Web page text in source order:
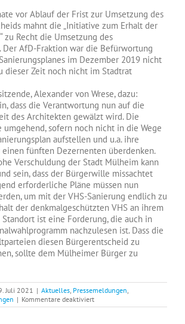
vor Ablauf der Frist zur Umsetzung des
mahnt die „Initiative zum Erhalt der
zu Recht die Umsetzung des
Der AfD-Fraktion war die Befürwortung
im Dezember 2019 nicht
dieser Zeit noch nicht im Stadtrat
Alexander von Wrese, dazu:
dass die Verantwortung nun auf die
des Architekten gewälzt wird. Die
sofern noch nicht in die Wege
aufstellen und u.a. ihre
fünften Dezernenten überdenken.
Verschuldung der Stadt Mülheim kann
sein, dass der Bürgerwille missachtet
erforderliche Pläne müssen nun
um mit der VHS-Sanierung endlich zu
der denkmalgeschützten VHS an ihrem
ist eine Forderung, die auch in
nachzulesen ist. Dass die
diesen Bürgerentscheid zu
sollte dem Mülheimer Bürger zu
Juli 2021 | Aktuelles, Pressemeldungen,
| Kommentare deaktiviertfür
AfD